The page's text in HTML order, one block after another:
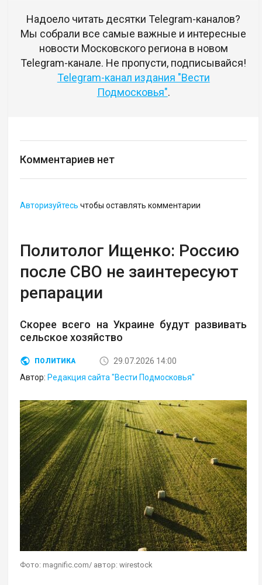
Надоело читать десятки Telegram-каналов?
Мы собрали все самые важные и интересные
новости Московского региона в новом
Telegram-канале. Не пропусти, подписывайся!
Telegram-канал издания "Вести
Подмосковья".
Комментариев нет
Авторизуйтесь чтобы оставлять комментарии
Политолог Ищенко: Россию
после СВО не заинтересуют
репарации
Скорее всего на Украине будут развивать
сельское хозяйство
ПОЛИТИКА
29.07.2026 14:00
Автор: Редакция сайта "Вести Подмосковья"
Фото: magnific.com/ автор: wirestock